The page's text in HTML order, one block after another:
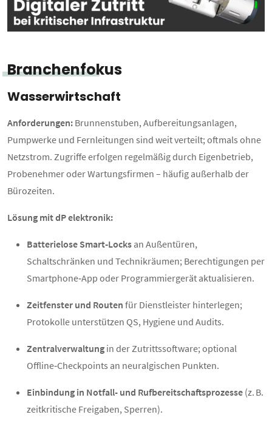
Branchenfokus
Wasserwirtschaft
Anforderungen: Brunnenstuben, Aufbereitungsanlagen,
Pumpwerke und Fernleitungen sind weit verteilt; oftmals ohne
Netzstrom. Zugriffe erfolgen regelmäßig durch Eigenbetrieb,
Probenehmer oder Wartungsfirmen – häufig außerhalb der
Bürozeiten.
Lösung mit dP elektronik:
Batterielose Smart‑Locks an Außentüren,
Schaltschränken und Technikräumen; Berechtigungen per
Smartphone‑App oder Programmiergerät aktualisieren.
Zeitfenster und Routen für Dienstleister hinterlegen;
Protokolle unterstützen QS, Hygiene und Audits.
Zentralverwaltung in der Zutrittssoftware; optional
Offline‑Checkpoints an neuralgischen Punkten.
Einbindung in Notfall- und Rufbereitschaftsprozesse (z. B.
zeitkritische Freigaben, Sperren).